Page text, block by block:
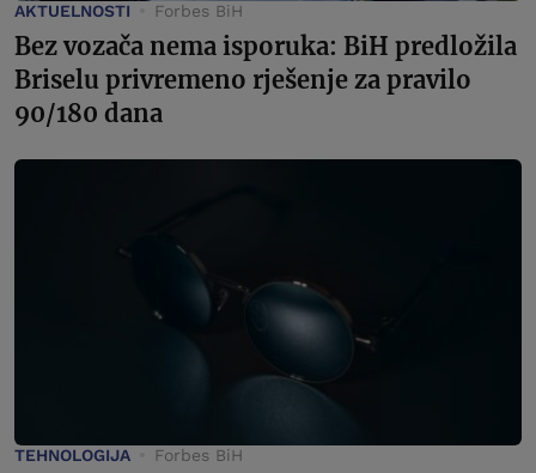
AKTUELNOSTI Forbes BiH
Bez vozača nema isporuka: BiH predložila
Briselu privremeno rješenje za pravilo
90/180 dana
TEHNOLOGIJA Forbes BiH